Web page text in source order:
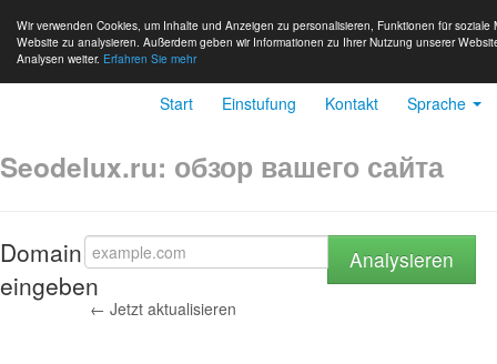
Wir verwenden Cookies, um Inhalte und Anzeigen zu personalisieren, Funktionen für
Website zu analysieren. Außerdem geben wir Informationen zu Ihrer Nutzung unserer
Analysen weiter. Erfahren Sie mehr
Start Einstufung Kontakt Sprache
Seodelux.ru: обзор вашего сайта
Domain
eingeben
Analysieren
← Jetzt aktualisieren